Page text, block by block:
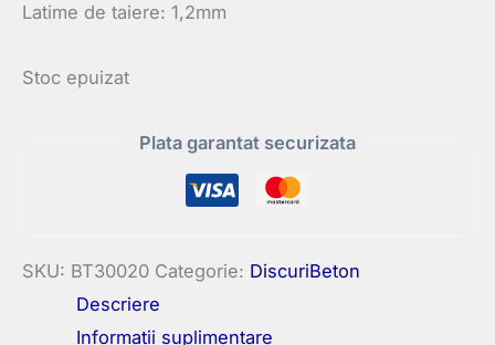
Latime de taiere: 1,2mm
Stoc epuizat
Plata garantat securizata
SKU: BT30020 Categorie: DiscuriBeton
Descriere
Informații suplimentare